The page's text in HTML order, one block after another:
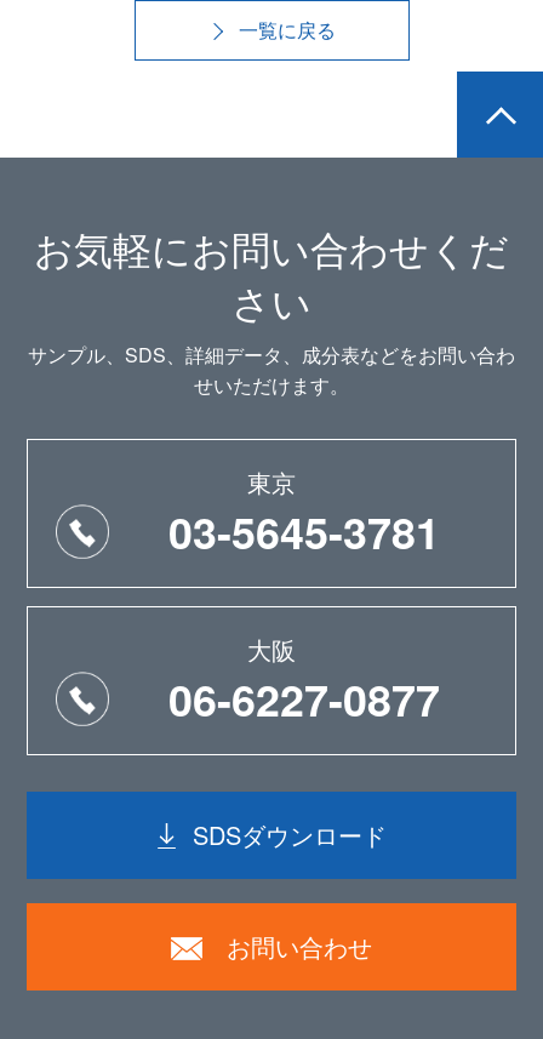
一覧に戻る
お気軽にお問い合わせくだ
さい
サンプル、SDS、詳細データ、成分表などをお問い合わ
せいただけます。
東京
03-5645-3781
大阪
06-6227-0877
SDSダウンロード
お問い合わせ